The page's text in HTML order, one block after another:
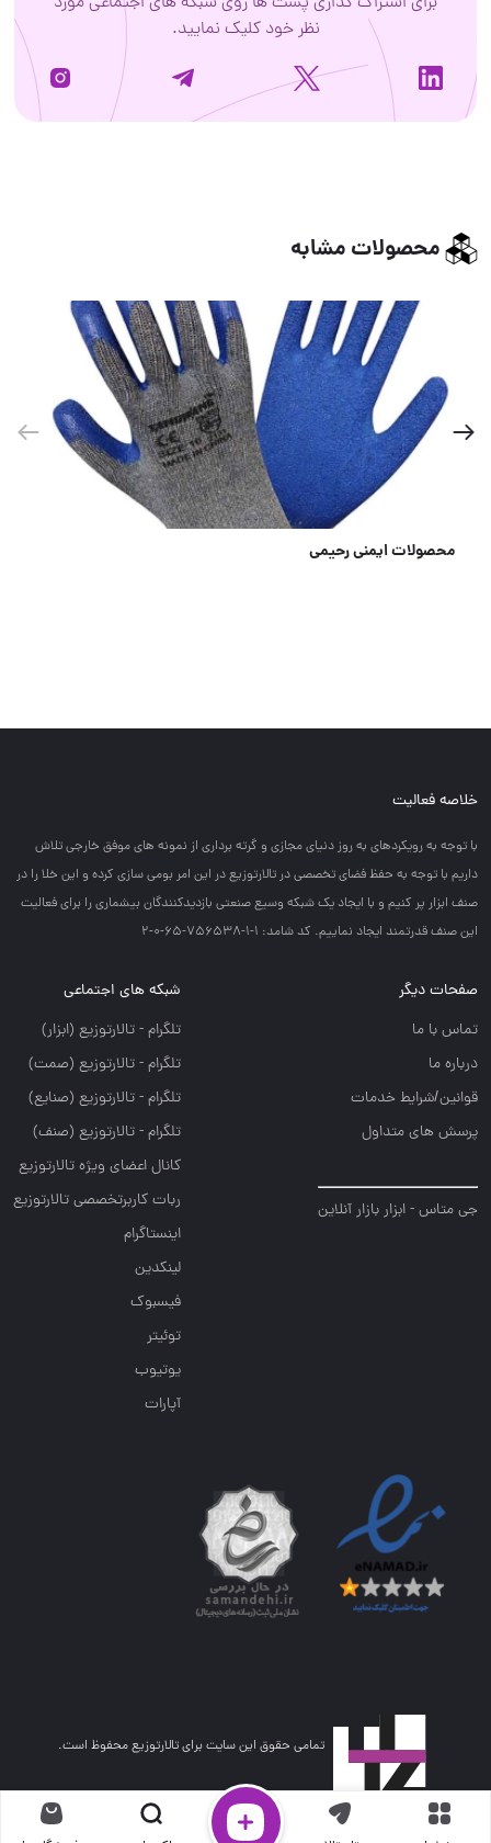
نظر خود کلیک نمایید.
محصولات مشابه
محصولات ایمنی رحیمی
خلاصه فعالیت
با توجه به رويكردهاي به روز دنياي مجازي و گرته برداري از نمونه هاي موفق خارجي تلاش
داريم با توجه به حفظ فضاي تخصصي در تالارتوزيع در اين امر بومي سازي كرده و اين خلا را در
صنف ابزار پر كنيم و با ايجاد يك شبكه وسيع صنعتي بازديدكنندگان بيشماري را براي فعاليت
اين صنف قدرتمند ايجاد نماييم. کد شامد: 1-1-756538-65-0-2
صفحات دیگر
تماس با ما
درباره ما
قوانین/شرایط خدمات
پرسش های متداول
جی متاس - ابزار بازار آنلاین
شبکه های اجتماعی
تلگرام - تالارتوزيع (ابزار)
تلگرام - تالارتوزيع (صمت)
تلگرام - تالارتوزيع (صنايع)
تلگرام - تالارتوزیع (صنف)
کانال اعضای ویژه تالارتوزیع
ربات کاربرتخصصی تالارتوزیع
اینستاگرام
لینکدین
فیسبوک
توئیتر
یوتیوب
آپارات
تمامی حقوق این سایت برای تالارتوزیع محفوظ است.